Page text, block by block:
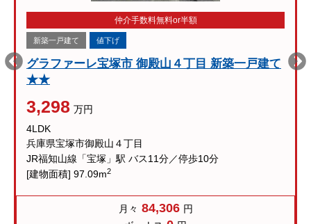
仲介手数料無料or半額
新築一戸建て 値下げ
グラファーレ宝塚市 御殿山４丁目 新築一戸建て
★★
3,298 万円
4LDK
兵庫県宝塚市御殿山４丁目
JR福知山線「宝塚」駅 バス11分／停歩10分
[建物面積] 97.09m2
月々 84,306 円